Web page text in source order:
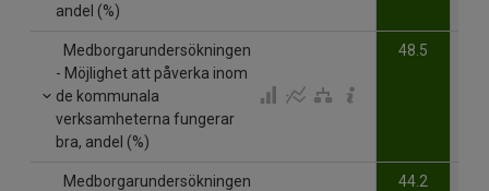
andel (%)
Medborgarundersökningen
- Möjlighet att påverka inom
de kommunala
verksamheterna fungerar
bra, andel (%)
48.5
Medborgarundersökningen
44.2